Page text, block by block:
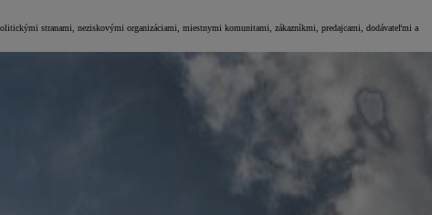
stranami, neziskovými organizáciami, miestnymi komunitami, zákazníkmi, predajcami, dodávateľmi a